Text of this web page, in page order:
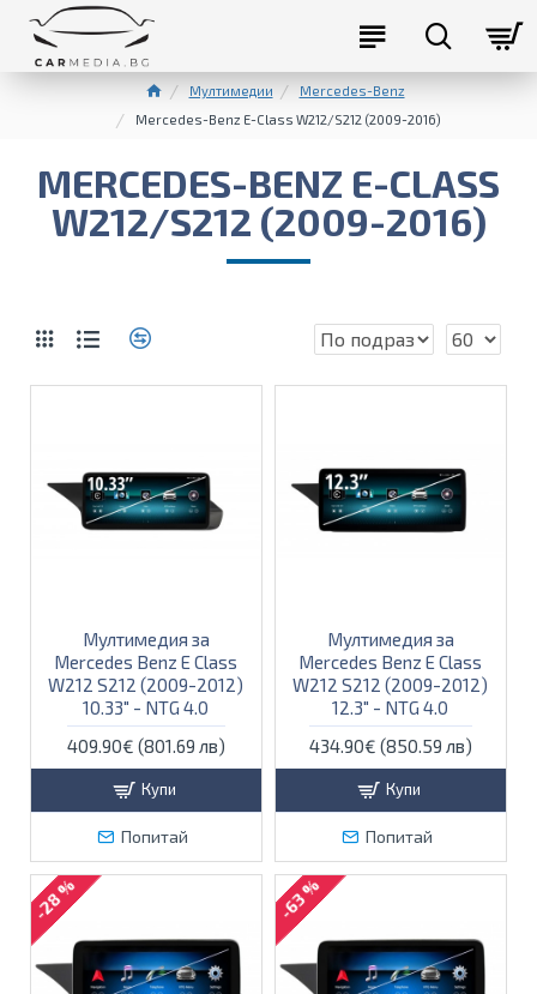
Мултимедии
Mercedes-Benz
Mercedes-Benz E-Class W212/S212 (2009-2016)
MERCEDES-BENZ E-CLASS
W212/S212 (2009-2016)
Мултимедия за
Mercedes Benz E Class
W212 S212 (2009-2012)
10.33" - NTG 4.0
409.90€ (801.69 лв)
Купи
Попитай
Мултимедия за
Mercedes Benz E Class
W212 S212 (2009-2012)
12.3" - NTG 4.0
434.90€ (850.59 лв)
Купи
Попитай
-28 % -63 %